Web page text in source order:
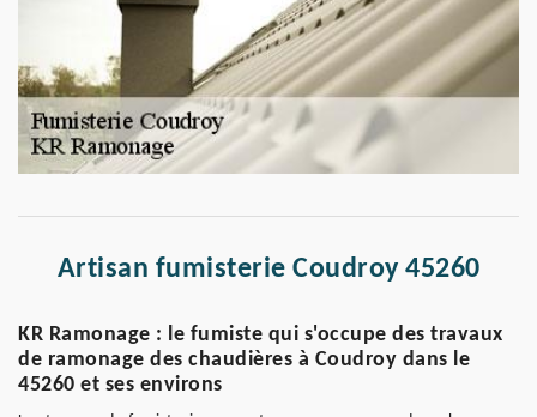
Artisan fumisterie Coudroy 45260
KR Ramonage : le fumiste qui s'occupe des travaux
de ramonage des chaudières à Coudroy dans le
45260 et ses environs